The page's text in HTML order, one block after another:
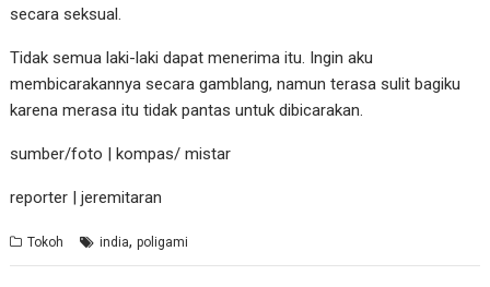
secara seksual.
Tidak semua laki-laki dapat menerima itu. Ingin aku
membicarakannya secara gamblang, namun terasa sulit bagiku
karena merasa itu tidak pantas untuk dibicarakan.
sumber/foto | kompas/ mistar
reporter | jeremitaran
Tokoh india,poligami